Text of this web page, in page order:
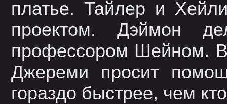
платье. Тайлер и
проектом. Дэймон
профессором Шейном.
Джереми просит
гораздо быстрее, чем